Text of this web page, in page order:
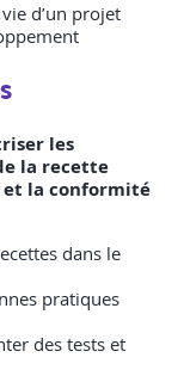
d’un projet
les
la recette
la conformité
dans le
pratiques
des tests et